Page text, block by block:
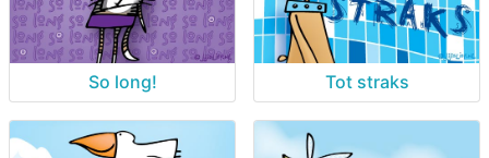
So long! Tot straks